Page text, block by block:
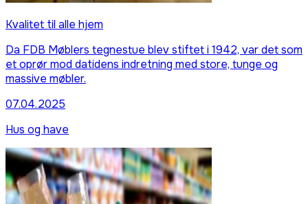
Kvalitet til alle hjem
Da FDB Møblers tegnestue blev stiftet i 1942, var det som
et oprør mod datidens indretning med store, tunge og
massive møbler.
07.04.2025
Hus og have